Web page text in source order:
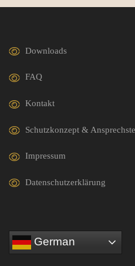
Downloads
FAQ
Kontakt
Schutzkonzept &
Impressum
Datenschutzerklärung
German